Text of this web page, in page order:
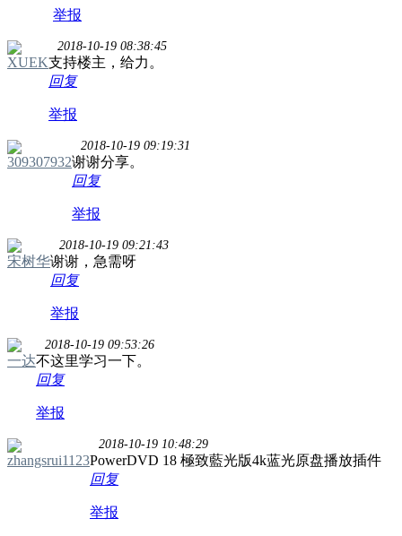
举报
XUEK
2018-10-19 08:38:45
支持楼主，给力。
回复
举报
309307932
2018-10-19 09:19:31
谢谢分享。
回复
举报
宋树华
2018-10-19 09:21:43
谢谢，急需呀
回复
举报
一达
2018-10-19 09:53:26
不这里学习一下。
回复
举报
zhangsrui1123
2018-10-19 10:48:29
PowerDVD 18 極致藍光版4k蓝光原盘播放插件
回复
举报